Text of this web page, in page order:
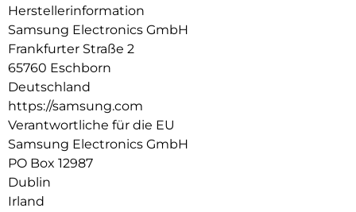
Herstellerinformation
Samsung Electronics GmbH
Frankfurter Straße 2
65760 Eschborn
Deutschland
https://samsung.com
Verantwortliche für die EU
Samsung Electronics GmbH
PO Box 12987
Dublin
Irland